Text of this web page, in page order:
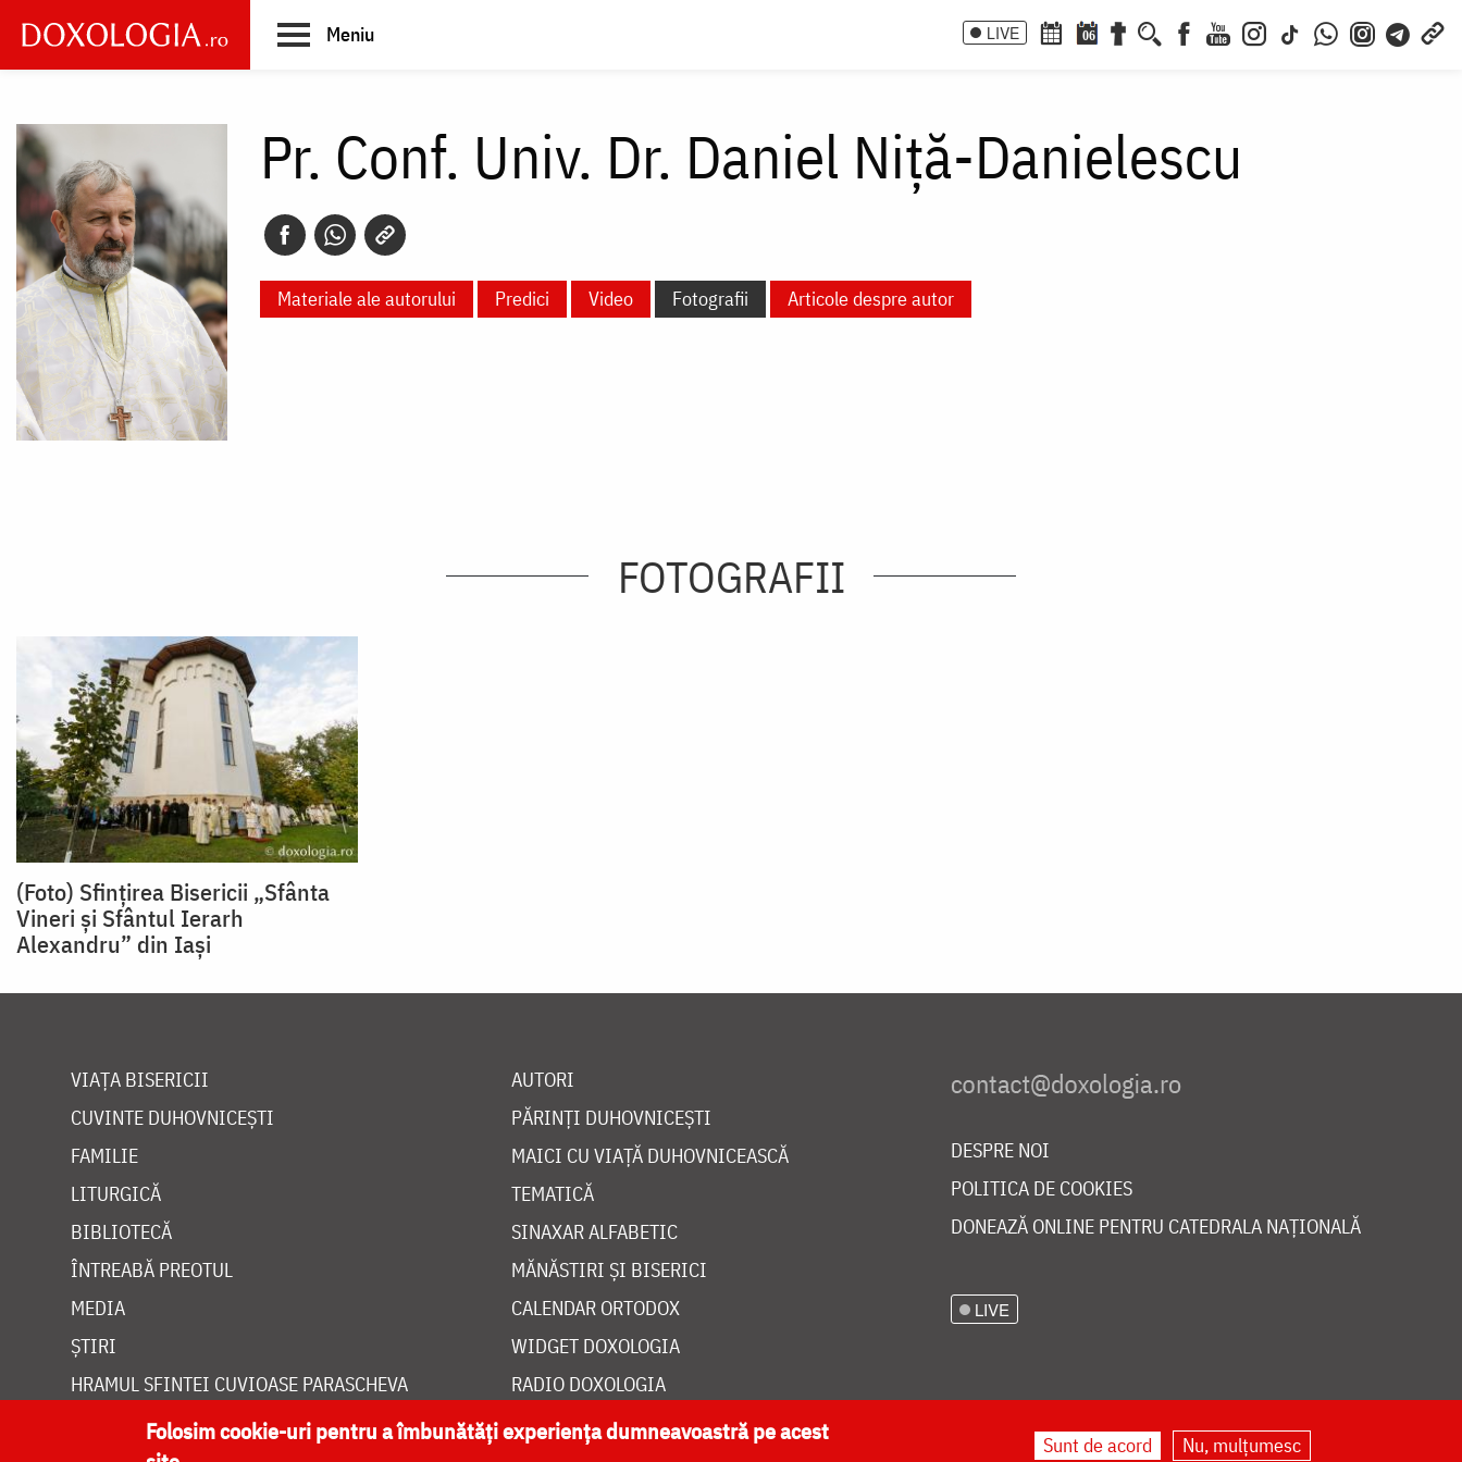
main
Meniu LIVE 06
Pr. Conf. Univ. Dr. Daniel Niţă-Danielescu
Materiale ale autorului Predici Video Fotografii Articole despre autor
FOTOGRAFII
(Foto) Sfințirea Bisericii „Sfânta
Vineri și Sfântul Ierarh
Alexandru” din Iași
VIAȚA BISERICII
CUVINTE DUHOVNICEȘTI
FAMILIE
LITURGICĂ
BIBLIOTECĂ
ÎNTREABĂ PREOTUL
MEDIA
ȘTIRI
HRAMUL SFINTEI CUVIOASE PARASCHEVA
AUTORI
PĂRINȚI DUHOVNICEȘTI
MAICI CU VIAȚĂ DUHOVNICEASCĂ
TEMATICĂ
SINAXAR ALFABETIC
MĂNĂSTIRI ȘI BISERICI
CALENDAR ORTODOX
WIDGET DOXOLOGIA
RADIO DOXOLOGIA
DESPRE NOI
POLITICA DE COOKIES
DONEAZĂ ONLINE PENTRU CATEDRALA NAȚIONALĂ
LIVE
Folosim cookie-uri pentru a îmbunătăți experiența dumneavoastră pe acest
Sunt de acord Nu, mulțumesc